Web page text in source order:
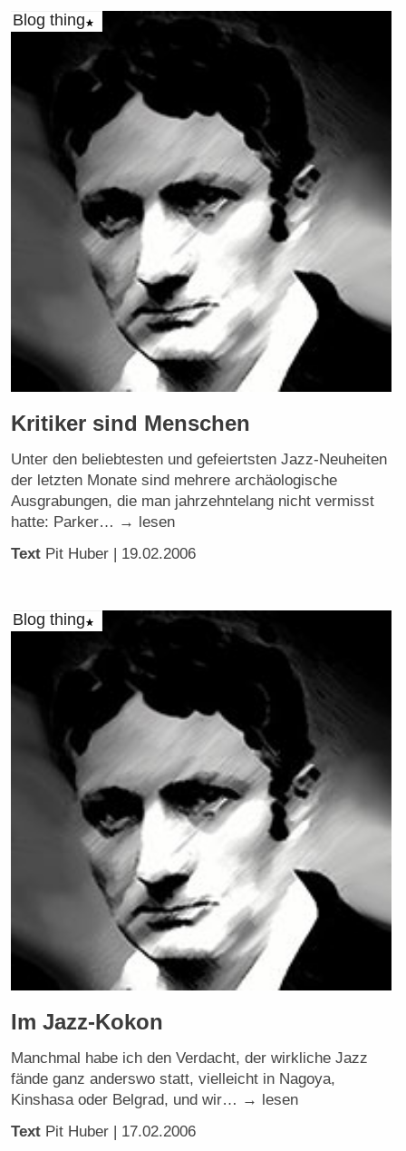
Blog thing
Kritiker sind Menschen
Unter den beliebtesten und gefeiertsten Jazz-Neuheiten
der letzten Monate sind mehrere archäologische
Ausgrabungen, die man jahrzehntelang nicht vermisst
hatte: Parker… → lesen
Text Pit Huber | 19.02.2006
Blog thing
Im Jazz-Kokon
Manchmal habe ich den Verdacht, der wirkliche Jazz
fände ganz anderswo statt, vielleicht in Nagoya,
Kinshasa oder Belgrad, und wir… → lesen
Text Pit Huber | 17.02.2006